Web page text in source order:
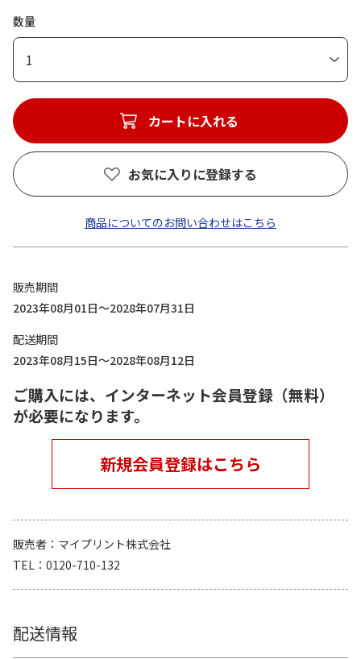
数量
1
カートに入れる
お気に入りに登録する
商品についてのお問い合わせはこちら
販売期間
2023年08月01日～2028年07月31日
配送期間
2023年08月15日～2028年08月12日
ご購入には、インターネット会員登録（無料）
が必要になります。
新規会員登録はこちら
販売者
マイプリント株式会社
TEL
0120-710-132
配送情報